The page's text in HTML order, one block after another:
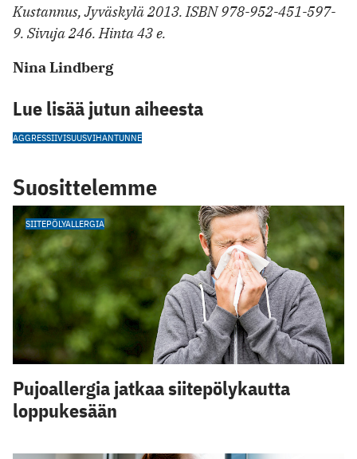
Kustannus, Jyväskylä 2013. ISBN 978-952-451-597-
9. Sivuja 246. Hinta 43 e.
Nina Lindberg
Lue lisää jutun aiheesta
AGGRESSIIVISUUSVIHANTUNNE
Suosittelemme
SIITEPÖLYALLERGIA
Pujoallergia jatkaa siitepölykautta
loppukesään